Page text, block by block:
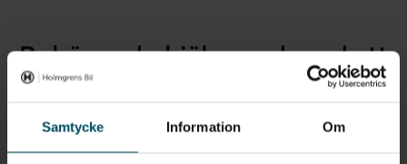
Samtycke Information Om
Behöver du hjälp med med att
boka skadeverkstad?